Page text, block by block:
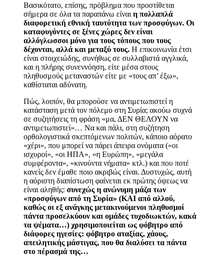
Βασικότατο, επίσης, πρόβλημα που προστίθεται
σήμερα σε όλα τα παραπάνω είναι η πολλαπλά
διαφορετική εθνική ταυτότητα των προσφύγων. Οι
καταφυγόντες σε ξένες χώρες δεν είναι
αλλόγλωσσοι μόνο για τους τόπους που τους
δέχονται, αλλά και μεταξύ τους. Η επικοινωνία έτσι
είναι στοιχειώδης, συνήθως σε συλλαβιστά αγγλικά,
και η πλήρης συνεννόηση, είτε μέσα στους
πληθυσμούς μεταναστών είτε με «τους απ’ έξω»,
καθίσταται αδύνατη.
Πώς, λοιπόν, θα μπορούσε να αντιμετωπιστεί η
κατάσταση μετά τον πόλεμο στη Συρία; ακούω συχνά
σε συζητήσεις τη φράση «μα, ΔΕΝ ΘΕΛΟΥΝ να
αντιμετωπιστεί»… Να και πάλι, στη συζήτηση
ορθολογιστικά σκεπτόμενων πολιτών, κάποιο αόρατο
«χέρι», που μπορεί να πάρει άπειρα ονόματα («οι
ισχυροί», «οι ΗΠΑ», «η Ευρώπη», «μεγάλα
συμφέροντα», «κινούντα νήματα» κτλ.) και που ποτέ
κανείς δεν έμαθε ποιο ακριβώς είναι. Δυστυχώς, αυτή
η αόριστη διαπίστωση φαίνεται εκ πρώτης όψεως να
είναι αληθής: συνεχώς η ανώνυμη μάζα των
«προσφύγων από τη Συρία» (ΚΑΙ από αλλού,
καθώς οι εξ ανάγκης μετακινούμενοι πληθυσμοί
πάντα προσελκύουν και ομάδες τυχοδιωκτών, κακά
τα ψέματα…) χρησιμοποιείται ως φόβητρο από
διάφορες ηγεσίες: φόβητρο αταξίας, χάους,
απειλητικής μάστιγας, που θα διαλύσει τα πάντα
στο πέρασμά της…